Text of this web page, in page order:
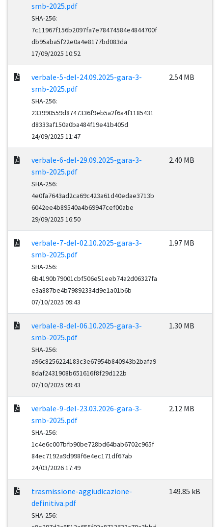
smb-2025.pdf
SHA-256:
7c11967f156b2097fa7e78474584e4844700f
db95aba5f22e0a4e8177bd083da
17/09/2025 10:52
verbale-5-del-24.09.2025-gara-3-
smb-2025.pdf
SHA-256:
233990559d8747336f9eb5a2f6a4f1185431
d8333af150a0ba484f19e41b405d
24/09/2025 11:47
2.54 MB
verbale-6-del-29.09.2025-gara-3-
smb-2025.pdf
SHA-256:
4e0fa7643ad2ca69c423a61d40edae3713b
6042ee4b89540a4b69947cef00abe
29/09/2025 16:50
2.40 MB
verbale-7-del-02.10.2025-gara-3-
smb-2025.pdf
SHA-256:
6b4190b79001cbf506e51eeb74a2d06327fa
e3a887be4b79892334d9e1a01b6b
07/10/2025 09:43
1.97 MB
verbale-8-del-06.10.2025-gara-3-
smb-2025.pdf
SHA-256:
a96c8256224183c3e67954b840943b2bafa9
8daf2431908b651616f8f29d122b
07/10/2025 09:43
1.30 MB
verbale-9-del-23.03.2026-gara-3-
smb-2025.pdf
SHA-256:
1c4e6c007bfb90be728bd64bab6702c965f
84ec7192a9d998f6e4ec171df67ab
24/03/2026 17:49
2.12 MB
trasmissione-aggiudicazione-
definitiva.pdf
SHA-256:
149.85 kB